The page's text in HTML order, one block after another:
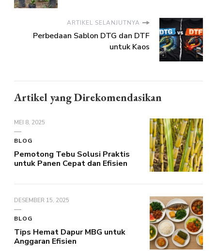
ARTIKEL SELANJUTNYA
Perbedaan Sablon DTG dan DTF
untuk Kaos
Artikel yang Direkomendasikan
MEI 8, 2025
BLOG
Pemotong Tebu Solusi Praktis
untuk Panen Cepat dan Efisien
DESEMBER 15, 2025
BLOG
Tips Hemat Dapur MBG untuk
Anggaran Efisien